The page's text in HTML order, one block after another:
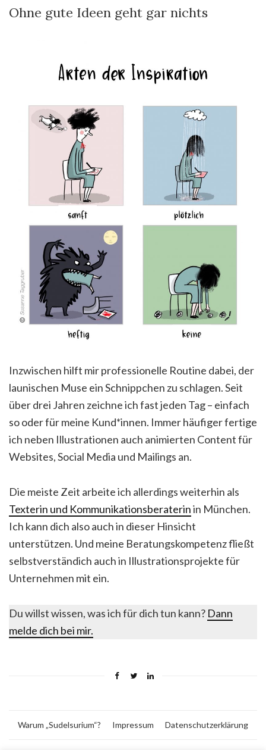
Ohne gute Ideen geht gar nichts
Inzwischen hilft mir professionelle Routine dabei, der
launischen Muse ein Schnippchen zu schlagen. Seit
über drei Jahren zeichne ich fast jeden Tag – einfach
so oder für meine Kund*innen. Immer häufiger fertige
ich neben Illustrationen auch animierten Content für
Websites, Social Media und Mailings an.
Die meiste Zeit arbeite ich allerdings weiterhin als
Texterin und Kommunikationsberaterinin München.
Ich kann dich also auch in dieser Hinsicht
unterstützen. Und meine Beratungskompetenz fließt
selbstverständich auch in Illustrationsprojekte für
Unternehmen mit ein.
Du willst wissen, was ich für dich tun kann? Dann
melde dich bei mir.
Warum „Sudelsurium“? Impressum Datenschutzerklärung